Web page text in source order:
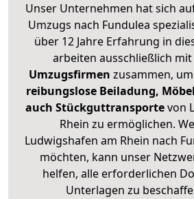
Unser Unternehmen hat sich
Umzugs nach Fundulea
über 12 Jahre Erfahrung in
arbeiten ausschließlich mit
Umzugsfirmen zusammen,
reibungslose Beiladung,
auch Stückguttransportevon
Rhein zu ermöglichen.
Ludwigshafen am Rhein nach
möchten, kann unser
helfen, alle erforderlichen
Unterlagen zu